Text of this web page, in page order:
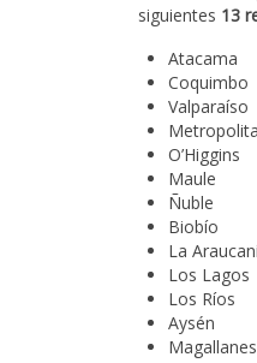
siguientes 13
Atacama
Coquimbo
Valparaíso
O’Higgins
Maule
Ñuble
Biobío
La
Los Lagos
Los Ríos
Aysén
Magallanes